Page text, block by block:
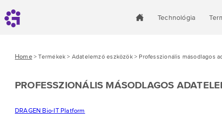
Technológia
Home> Termékek > Adatelemző eszközök > Professzionális másodlagos
PROFESSZIONÁLIS MÁSODLAGOS
DRAGEN Bio-IT Platform